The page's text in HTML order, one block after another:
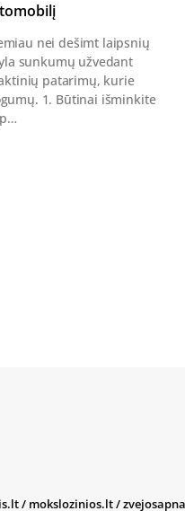
nei dešimt laipsnių
sunkumų užvedant
patarimų, kurie
1. Būtinai išminkite
/ mokslozinios.lt/